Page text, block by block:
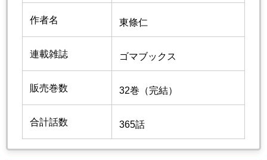
作者名 東條仁
連載雑誌 ゴマブックス
販売巻数 32巻（完結）
合計話数 365話